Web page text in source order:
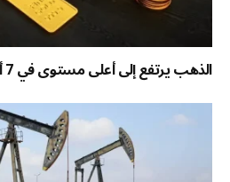
الذهب يرتفع إلى أعلى مستوى في 7 أسابيع – أخبار السعودية